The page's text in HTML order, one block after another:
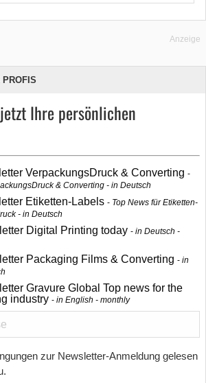
Anzeige
PROFIS
Ihre persönlichen
VerpackungsDruck & Converting
& Converting - in Deutsch
Etiketten-Labels
Top News für Etiketten-
- in Deutsch
Digital Printing today
in Deutsch -
Packaging Films & Converting
in
Gravure Global Top news for the
industry
in English - monthly
zur Newsletter-Anmeldung gelesen